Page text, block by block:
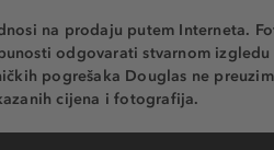
na prodaju putem Interneta.
odgovarati stvarnom
pogrešaka Douglas ne
cijena i fotografija.